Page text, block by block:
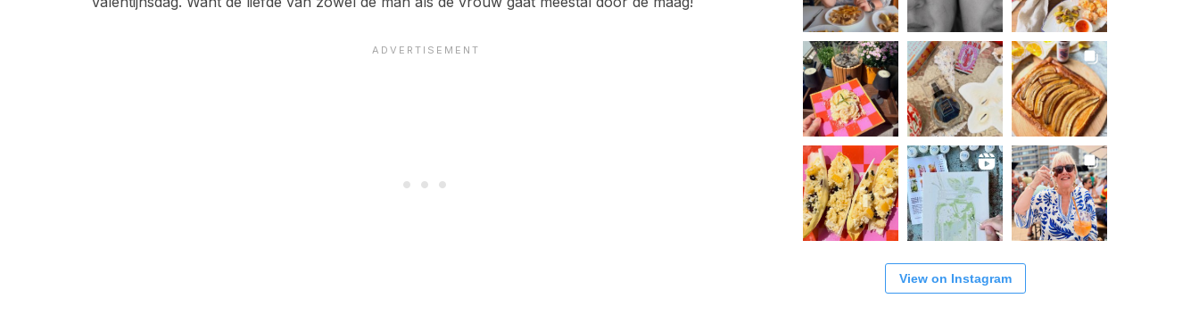
View on Instagram